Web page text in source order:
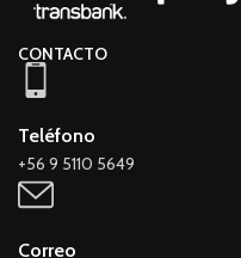
CONTACTO
Teléfono
+56 9 5110 5649
Correo